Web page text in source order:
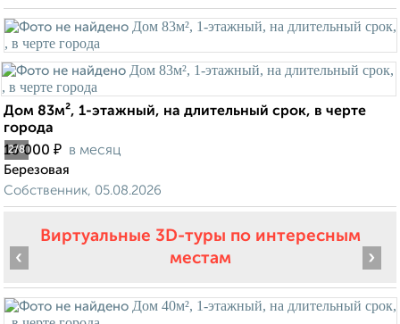
2/8
Дом 83м², 1-этажный, на длительный срок, в черте
города
16 000 ₽ в месяц
Березовая
Собственник, 05.08.2026
Виртуальные 3D-туры по интересным
местам
‹ ›